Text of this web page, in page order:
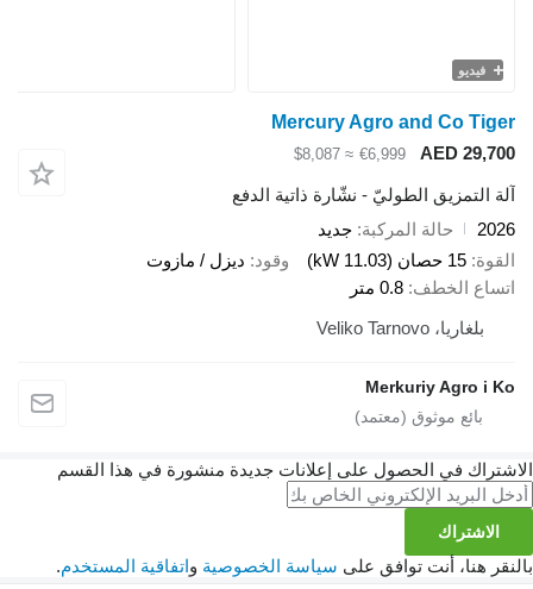
Mercury Agro and Co
AED
€6,999
≈ $8,087
الطوليّ - نشّارة ذاتية الدفع
حالة المركبة جديد
15 حصان (11.03 kW)
وقود
ديزل / مازوت
الخطف
0.8 متر
Merkuriy
في الحصول على إعلانات جديدة منشورة في هذا القسم
أنت توافق علىسياسة الخصوصيةواتفاقية المستخدم.